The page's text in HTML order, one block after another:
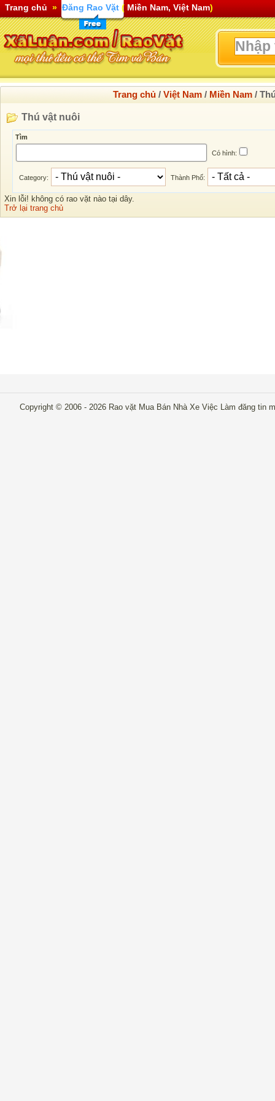
Trang chủ » Đăng Rao Vặt ( Miền Nam, Việt Nam)
Trang chủ /Việt Nam / Miền Nam /
Thú vật nuôi
Tìm
Có hình:
Category: Thành Phố:
Xin lỗi! không có rao vặt nào tại dây.
Trở lại trang chủ
Copyright © 2006 - 2026 Rao vặt Mua Bán Nhà Xe Việc Làm đăng tin